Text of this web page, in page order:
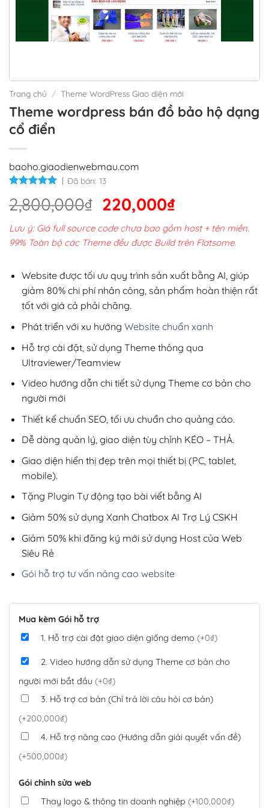
Trang chủ / Theme WordPress Giao diện mới
Theme wordpress bán đồ bảo hộ dạng
cổ điển
baoho.giaodienwebmau.com
Đã bán: 13
2,800,000₫ Giá
gốc
là:
2,800,000₫.
220,000₫Giá
hiện
tại
220,000₫.
Lưu ý: Giá full source code chưa bao gồm host + tên miền.
99% Toàn bộ các Theme đều được Build trên Flatsome.
Website được tối ưu quy trình sản xuất bằng AI, giúp
giảm 80% chi phí nhân công, sản phẩm hoàn thiện rất
tốt với giá cả phải chăng.
Phát triển với xu hướng Website chuẩn xanh
Hỗ trợ cài đặt, sử dụng Theme thông qua
Ultraviewer/Teamview
Video hướng dẫn chi tiết sử dụng Theme cơ bản cho
người mới
Thiết kế chuẩn SEO, tối ưu chuẩn cho quảng cáo.
Dễ dàng quản lý, giao diện tùy chỉnh KÉO – THẢ.
Giao diện hiển thị đẹp trên mọi thiết bị (PC, tablet,
mobile).
Tặng Plugin Tự động tạo bài viết bằng AI
Giảm 50% sử dụng Xanh Chatbox AI Trợ Lý CSKH
Giảm 50% khi đăng ký mới sử dụng Host của Web
Siêu Rẻ
Gói hỗ trợ tư vấn nâng cao website
Mua kèm Gói hỗ trợ
1. Hỗ trợ cài đặt giao diện giống demo (+0₫)
2. Video hướng dẫn sử dụng Theme cơ bản cho
người mới bắt đầu (+0₫)
3. Hỗ trợ cơ bản (Chỉ trả lời câu hỏi cơ bản)
(+200,000₫)
4. Hỗ trợ nâng cao (Hướng dẫn giải quyết vấn đề)
(+500,000₫)
Gói chỉnh sửa web
Thay logo & thông tin doanh nghiệp (+100,000₫)